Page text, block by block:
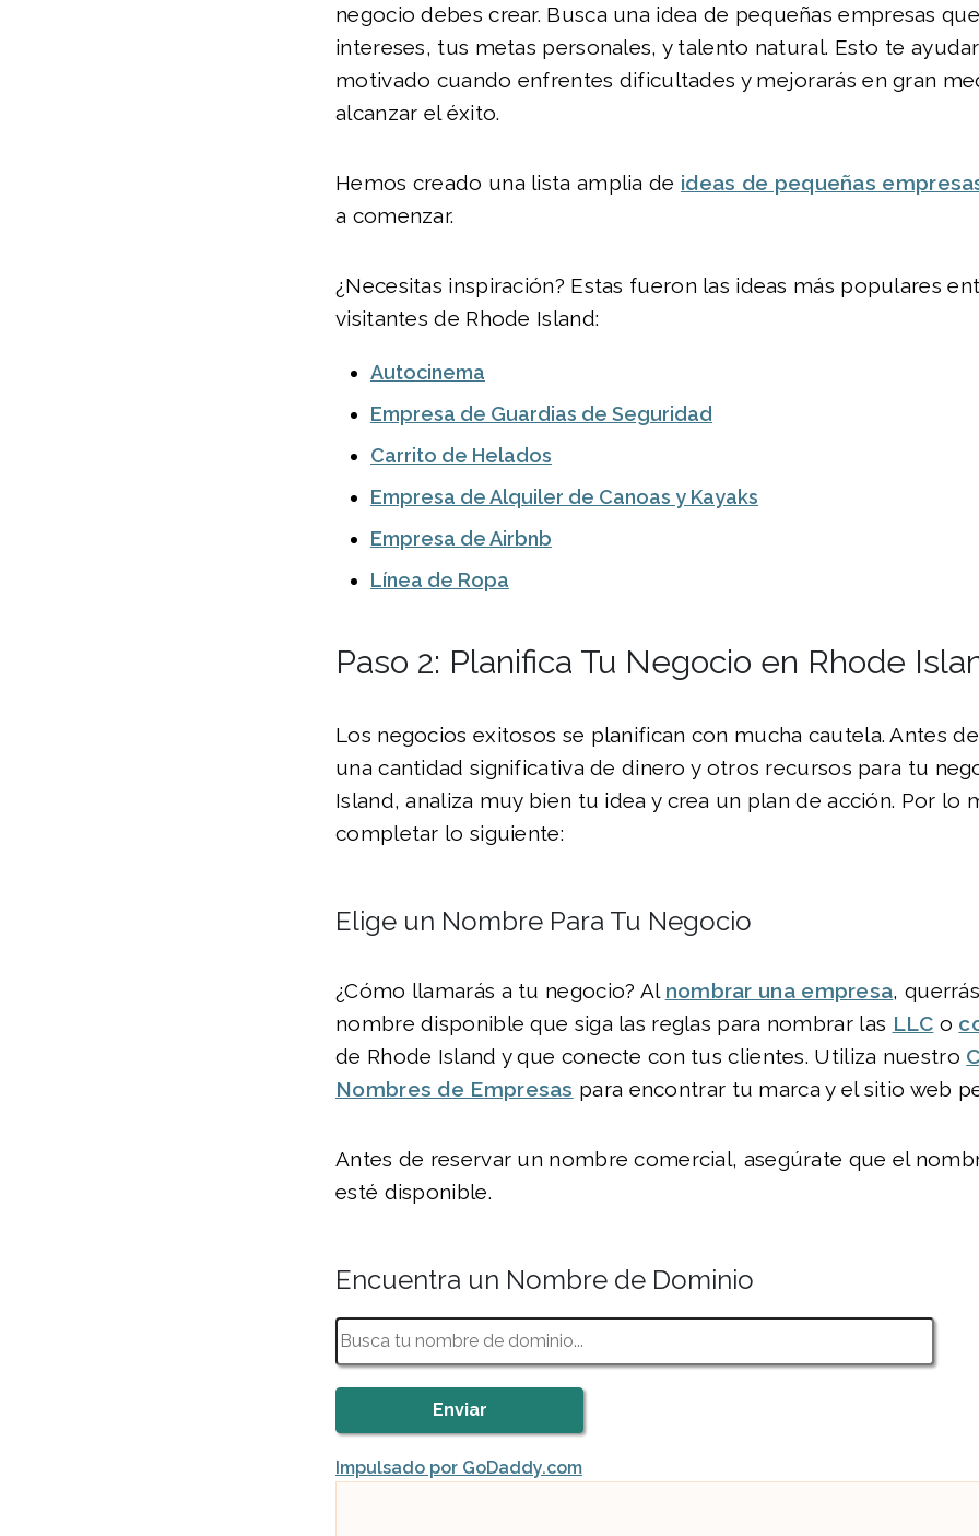
negocio debes crear. Busca una idea de pequeñas empresas
intereses, tus metas personales, y talento natural. Esto te
motivado cuando enfrentes dificultades y mejorarás en gran
alcanzar el éxito.
Hemos creado una lista amplia de ideas de pequeñas
a comenzar.
¿Necesitas inspiración? Estas fueron las ideas más populares
visitantes de Rhode Island:
Autocinema
Empresa de Guardias de Seguridad
Carrito de Helados
Empresa de Alquiler de Canoas y Kayaks
Empresa de Airbnb
Línea de Ropa
Paso 2: Planifica Tu Negocio en Rhode
Los negocios exitosos se planifican con mucha cautela. Antes
una cantidad significativa de dinero y otros recursos para tu
Island, analiza muy bien tu idea y crea un plan de acción. Por lo
completar lo siguiente:
Elige un Nombre Para Tu Negocio
¿Cómo llamarás a tu negocio? Al nombrar una empresa,
nombre disponible que siga las reglas para nombrar las LLC o
de Rhode Island y que conecte con tus clientes. Utiliza nuestro
Nombres de Empresas para encontrar tu marca y el sitio web
Antes de reservar un nombre comercial, asegúrate que el
esté disponible.
Encuentra un Nombre de Dominio
Impulsado por GoDaddy.com